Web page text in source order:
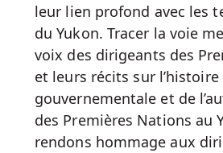
leur lien profond avec les
du Yukon. Tracer la voie
voix des dirigeants des
et leurs récits sur l’histoire
gouvernementale et de
des Premières Nations au
rendons hommage aux